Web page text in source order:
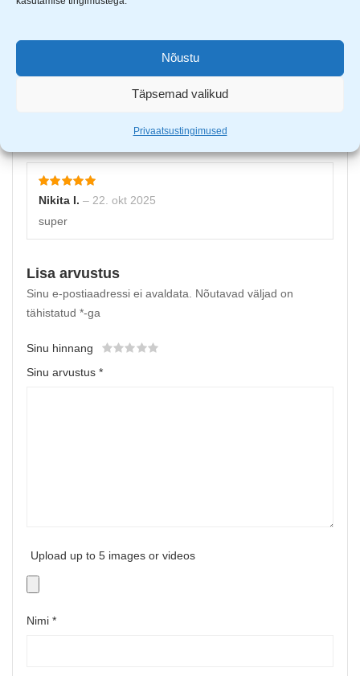
Nõustu
Täpsemad valikud
Privaatsustingimused
Lauri Kuusik– 3. juuli 2025
Nikita I. – 22. okt 2025
super
Lisa arvustus
Sinu e-postiaadressi ei avaldata.
Nõutavad väljad on
tähistatud *-ga
Sinu hinnang
Sinu arvustus *
Upload up to 5 images or videos
Nimi *